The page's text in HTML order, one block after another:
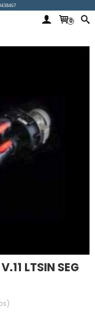
0
LTSIN SEG